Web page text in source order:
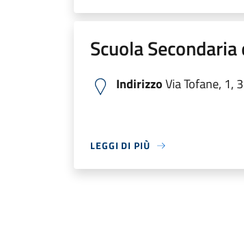
Scuola
IndirizzoVia Tofane, 1,
LEGGI DI PIÙ